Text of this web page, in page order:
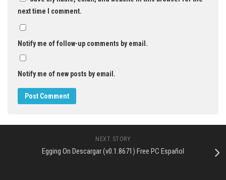
next time I comment.
Notify me of follow-up comments by email.
Notify me of new posts by email.
NEXT STORY
Egging On Descargar (v0.1.8671) Free PC Español